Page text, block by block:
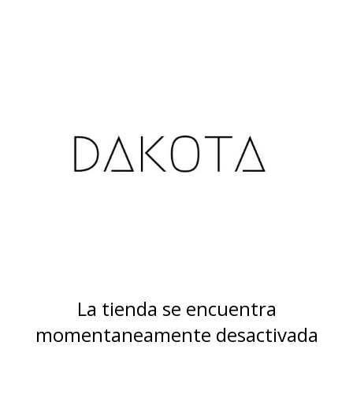
La tienda se encuentra
momentaneamente desactivada